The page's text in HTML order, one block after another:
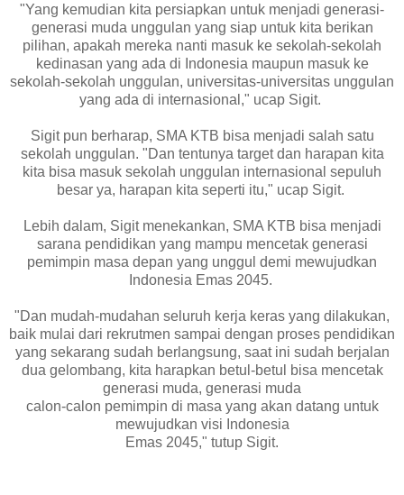
"Yang kemudian kita persiapkan untuk menjadi generasi-
generasi muda unggulan yang siap untuk kita berikan
pilihan, apakah mereka nanti masuk ke sekolah-sekolah
kedinasan yang ada di Indonesia maupun masuk ke
sekolah-sekolah unggulan, universitas-universitas unggulan
yang ada di internasional," ucap Sigit.
Sigit pun berharap, SMA KTB bisa menjadi salah satu
sekolah unggulan. "Dan tentunya target dan harapan kita
kita bisa masuk sekolah unggulan internasional sepuluh
besar ya, harapan kita seperti itu," ucap Sigit.
Lebih dalam, Sigit menekankan, SMA KTB bisa menjadi
sarana pendidikan yang mampu mencetak generasi
pemimpin masa depan yang unggul demi mewujudkan
Indonesia Emas 2045.
"Dan mudah-mudahan seluruh kerja keras yang dilakukan,
baik mulai dari rekrutmen sampai dengan proses pendidikan
yang sekarang sudah berlangsung, saat ini sudah berjalan
dua gelombang, kita harapkan betul-betul bisa mencetak
generasi muda, generasi muda
calon-calon pemimpin di masa yang akan datang untuk
mewujudkan visi Indonesia
Emas 2045," tutup Sigit.